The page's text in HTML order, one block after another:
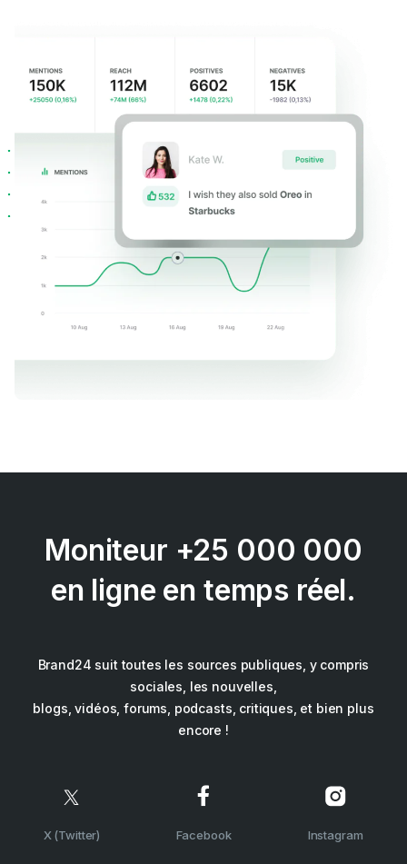
Moniteur +25 000 000
en ligne en temps réel.
Brand24 suit toutes les sources publiques, y compris
sociales, les nouvelles,
blogs, vidéos, forums, podcasts, critiques, et bien plus
encore !
X (Twitter) Facebook Instagram